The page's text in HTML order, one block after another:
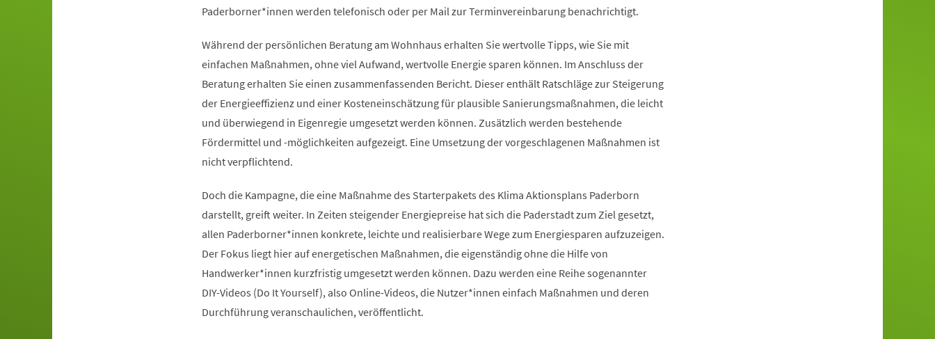
Paderborner*innen werden telefonisch oder per Mail zur Terminvereinbarung benachrichtigt.
Während der persönlichen Beratung am Wohnhaus erhalten Sie wertvolle Tipps, wie Sie mit
einfachen Maßnahmen, ohne viel Aufwand, wertvolle Energie sparen können. Im Anschluss der
Beratung erhalten Sie einen zusammenfassenden Bericht. Dieser enthält Ratschläge zur Steigerung
der Energieeffizienz und einer Kosteneinschätzung für plausible Sanierungsmaßnahmen, die leicht
und überwiegend in Eigenregie umgesetzt werden können. Zusätzlich werden bestehende
Fördermittel und -möglichkeiten aufgezeigt. Eine Umsetzung der vorgeschlagenen Maßnahmen ist
nicht verpflichtend.
Doch die Kampagne, die eine Maßnahme des Starterpakets des Klima Aktionsplans Paderborn
darstellt, greift weiter. In Zeiten steigender Energiepreise hat sich die Paderstadt zum Ziel gesetzt,
allen Paderborner*innen konkrete, leichte und realisierbare Wege zum Energiesparen aufzuzeigen.
Der Fokus liegt hier auf energetischen Maßnahmen, die eigenständig ohne die Hilfe von
Handwerker*innen kurzfristig umgesetzt werden können. Dazu werden eine Reihe sogenannter
DIY-Videos (Do It Yourself), also Online-Videos, die Nutzer*innen einfach Maßnahmen und deren
Durchführung veranschaulichen, veröffentlicht.